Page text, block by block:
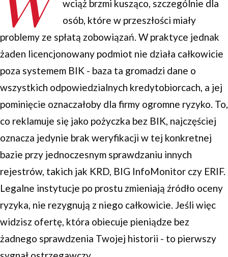
wciąż brzmi kusząco, szczególnie dla
osób, które w przeszłości miały
problemy ze spłatą zobowiązań. W praktyce jednak
żaden licencjonowany podmiot nie działa całkowicie
poza systemem BIK - baza ta gromadzi dane o
wszystkich odpowiedzialnych kredytobiorcach, a jej
pominięcie oznaczałoby dla firmy ogromne ryzyko. To,
co reklamuje się jako pożyczka bez BIK, najczęściej
oznacza jedynie brak weryfikacji w tej konkretnej
bazie przy jednoczesnym sprawdzaniu innych
rejestrów, takich jak KRD, BIG InfoMonitor czy ERIF.
Legalne instytucje po prostu zmieniają źródło oceny
ryzyka, nie rezygnują z niego całkowicie. Jeśli więc
widzisz ofertę, która obiecuje pieniądze bez
żadnego sprawdzenia Twojej historii - to pierwszy